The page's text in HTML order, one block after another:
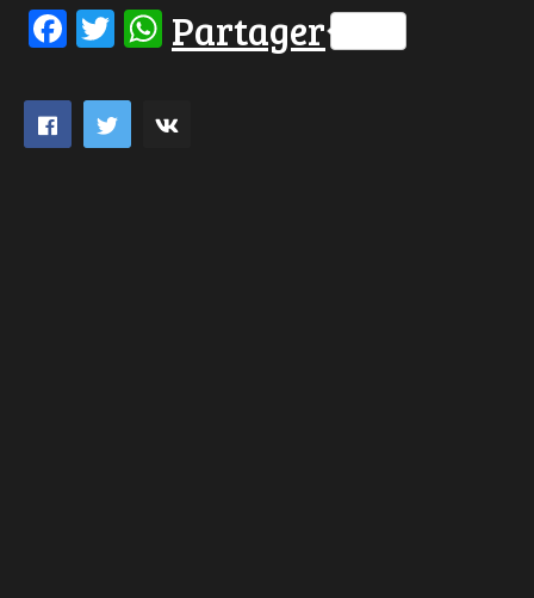
Facebook
Twitter
WhatsApp
Partager